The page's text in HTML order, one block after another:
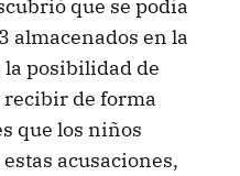
que se podía
almacenados en la
posibilidad de
recibir de forma
que los niños
acusaciones,